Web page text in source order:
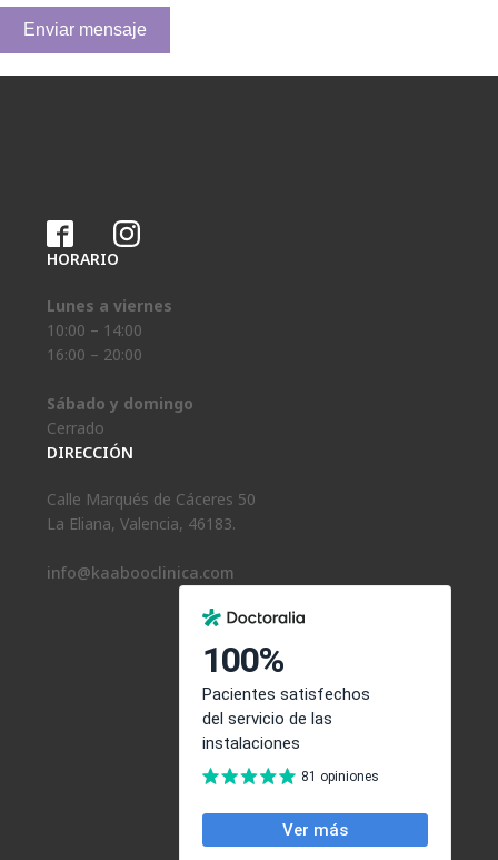
Enviar mensaje
HORARIO
Lunes a viernes
10:00 – 14:00
16:00 – 20:00
Sábado y domingo
Cerrado
DIRECCIÓN
Calle Marqués de Cáceres 50
La Eliana, Valencia, 46183.
info@kaabooclinica.com